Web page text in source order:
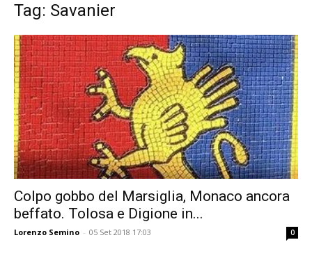
Tag: Savanier
Colpo gobbo del Marsiglia, Monaco ancora
beffato. Tolosa e Digione in...
Lorenzo Semino - 05 Set 2018 17:03 0